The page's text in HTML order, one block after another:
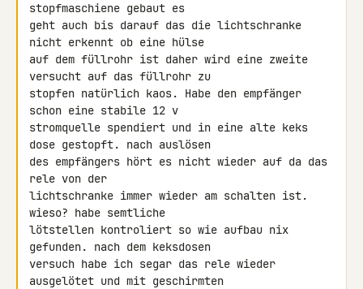
stopfmaschiene gebaut es
geht auch bis darauf das die lichtschranke
nicht erkennt ob eine hülse
auf dem füllrohr ist daher wird eine zweite
versucht auf das füllrohr zu
stopfen natürlich kaos. Habe den empfänger
schon eine stabile 12 v
stromquelle spendiert und in eine alte keks
dose gestopft. nach auslösen
des empfängers hört es nicht wieder auf da das
rele von der
lichtschranke immer wieder am schalten ist.
wieso? habe semtliche
lötstellen kontroliert so wie aufbau nix
gefunden. nach dem keksdosen
versuch habe ich segar das rele wieder
ausgelötet und mit geschirmten